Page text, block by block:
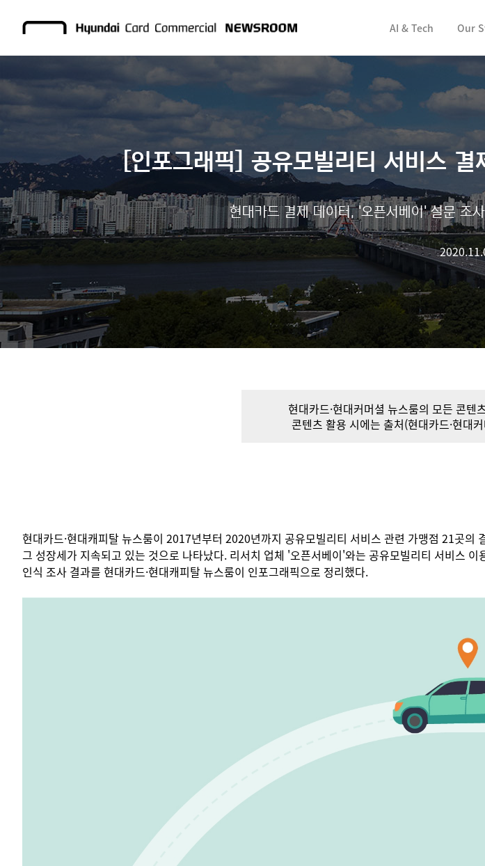
AI & Tech Our
[인포그래픽] 공유모빌리티 서비스
현대카드 결제 데이터, '오픈서베이' 설문 조
현대카드·현대커머셜 뉴스룸의 모든 콘텐
콘텐츠 활용 시에는 출처(현대카드·현대
현대카드·현대캐피탈 뉴스룸이 2017년부터 2020년까지 공유모빌리티 서비스 관련 가맹점 21곳
그 성장세가 지속되고 있는 것으로 나타났다. 리서치 업체 '오픈서베이'와는 공유모빌리티 서비스
인식 조사 결과를 현대카드·현대캐피탈 뉴스룸이 인포그래픽으로 정리했다.